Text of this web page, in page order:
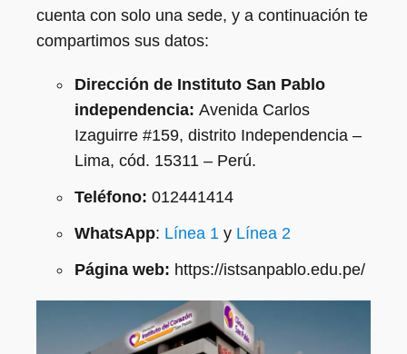
cuenta con solo una sede, y a continuación te
compartimos sus datos:
Dirección de Instituto San Pablo
independencia: Avenida Carlos
Izaguirre #159, distrito Independencia –
Lima, cód. 15311 – Perú.
Teléfono: 012441414
WhatsApp: Línea 1 y Línea 2
Página web: https://istsanpablo.edu.pe/